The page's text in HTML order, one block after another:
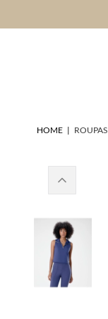
HOME | ROUPAS